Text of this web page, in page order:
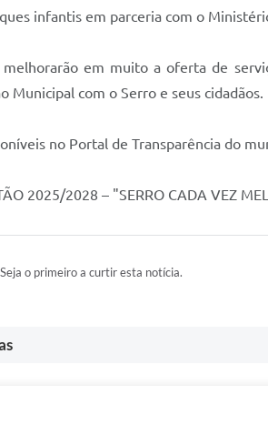
infantis em parceria com o
melhorarão em muito a oferta de
Municipal com o Serro e seus cidadãos.
no Portal de Transparência do
2025/2028 – "SERRO CADA VEZ
Seja o primeiro a curtir esta notícia.